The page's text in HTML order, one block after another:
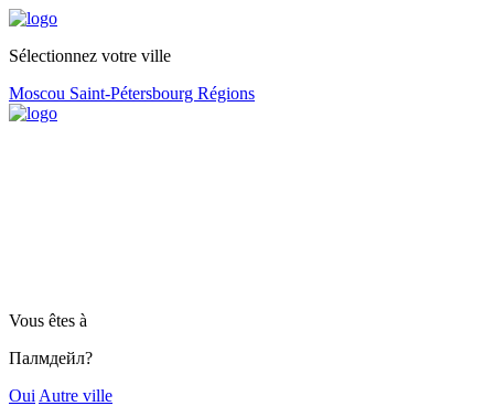
Sélectionnez votre ville
Moscou Saint-Pétersbourg Régions
Vous êtes à
Палмдейл?
Oui Autre ville